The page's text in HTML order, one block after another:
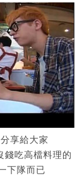
享給大家
錢吃高檔料理的
下隊而已